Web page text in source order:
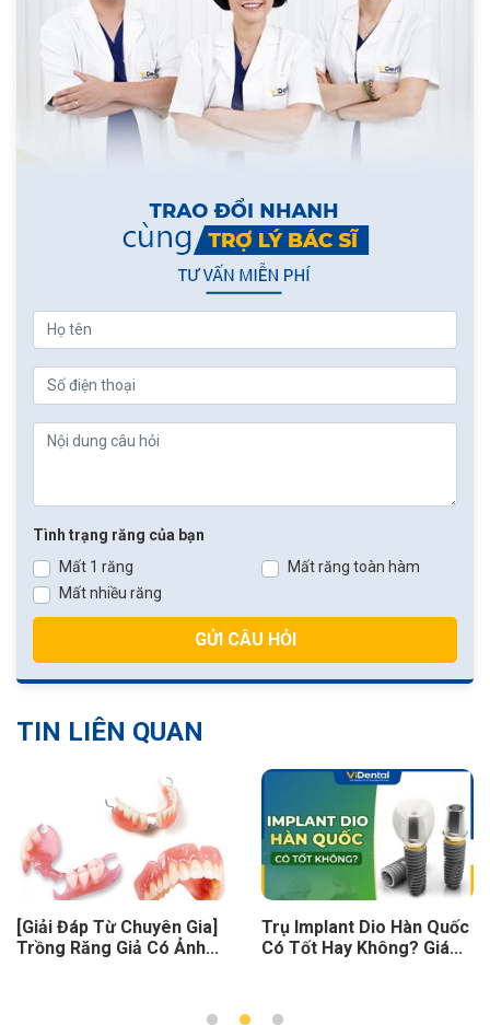
Tình trạng răng của bạn
Mất 1 răng
Mất nhiều răng
Mất răng toàn hàm
GỬI CÂU HỎI
TIN LIÊN QUAN
[Giải Đáp Từ Chuyên Gia]
Trồng Răng Giả Có Ảnh...
Trụ Implant Dio Hàn Quốc
Có Tốt Hay Không? Giá...